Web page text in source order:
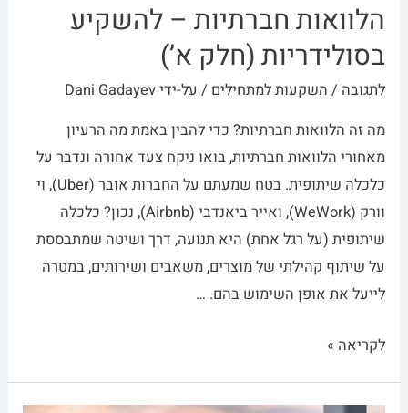
הלוואות חברתיות – להשקיע
בסולידריות (חלק א’)
לתגובה / השקעות למתחילים / על-ידיDani Gadayev
מה זה הלוואות חברתיות? כדי להבין באמת מה הרעיון
מאחורי הלוואות חברתיות, בואו ניקח צעד אחורה ונדבר על
כלכלה שיתופית. בטח שמעתם על החברות אובר (Uber), וי
וורק (WeWork), ואייר ביאנדבי (Airbnb), נכון? כלכלה
שיתופית (על רגל אחת) היא תנועה, דרך ושיטה שמתבססת
על שיתוף קהילתי של מוצרים, משאבים ושירותים, במטרה
לייעל את אופן השימוש בהם. …
לקריאה »